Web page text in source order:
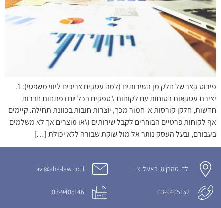
פירוט קצר של חלק מן השירותים (למה עסקים צריכים ליווי משפטי): 1.
יצירת עסקאות בטוחות עם לקוחות \ ספקים בכל יום נפתחות חברות
חדשות, חלקן קורסות או חמור מכך, יוצרות חובות בכוונת תחילה. קיימים
אף לקוחות פרטיים הבוחרים לקבל שירותים ו\או מוצרים אך לא משלמים
בעבורם, ובעל העסק נותר אל מול שוקת שבורה ללא יכולת […]
ילדי טהרן 8, ראשל"צ avi@aha-law.co.il
03-9405152
03-9405146